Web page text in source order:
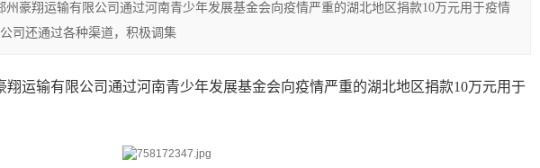
豪翔运输有限公司通过河南青少年发展基金会向疫情严重的湖北地区捐款10万元用于疫情
通过各种渠道，积极调集
翔运输有限公司通过河南青少年发展基金会向疫情严重的湖北地区捐款10万元用于